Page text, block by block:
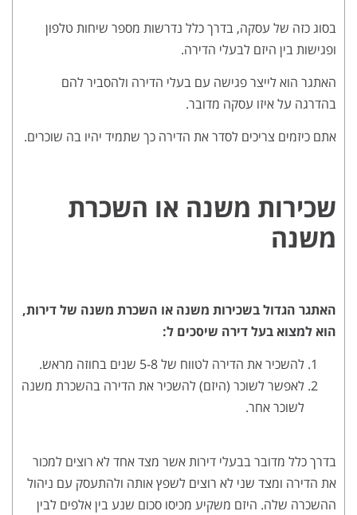
בסוג כזה של עסקה, בדרך כלל נדרשות מספר שיחות טלפון
ופגישות בין היזם לבעלי הדירה.
האתגר הוא לייצר פגישה עם בעלי הדירה ולהסביר להם
בהדרגה על איזו עסקה מדובר.
אתם כיזמים צריכים לסדר את הדירה כך שתמיד יהיו בה שוכרים.
שכירות משנה או השכרת
משנה
האתגר הגדול בשכירות משנה או השכרת משנה של דירות,
הוא למצוא בעל דירה שיסכים ל:
להשכיר את הדירה לטווח של 5-8 שנים בחוזה מראש.
לאפשר לשוכר (היזם) להשכיר את הדירה בהשכרת משנה
לשוכר אחר.
בדרך כלל מדובר בבעלי דירות אשר מצד אחד לא רוצים למכור
את הדירה ומצד שני לא רוצים לשפץ אותה ולהתעסק עם ניהול
ההשכרה שלה. היזם משקיע מכיסו סכום שנע בין אלפים לבין